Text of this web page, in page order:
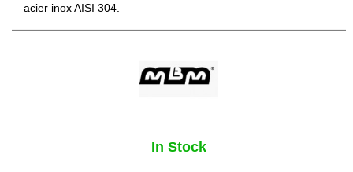
acier inox AISI 304.
In Stock